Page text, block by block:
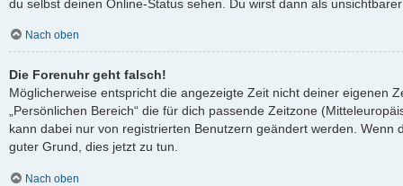
du selbst deinen Online-Status sehen. Du wirst dann als
Nach oben
Die Forenuhr geht falsch!
Möglicherweise entspricht die angezeigte Zeit nicht deiner eigenen
„Persönlichen Bereich“ die für dich passende Zeitzone
kann dabei nur von registrierten Benutzern geändert werden. Wenn
guter Grund, dies jetzt zu tun.
Nach oben